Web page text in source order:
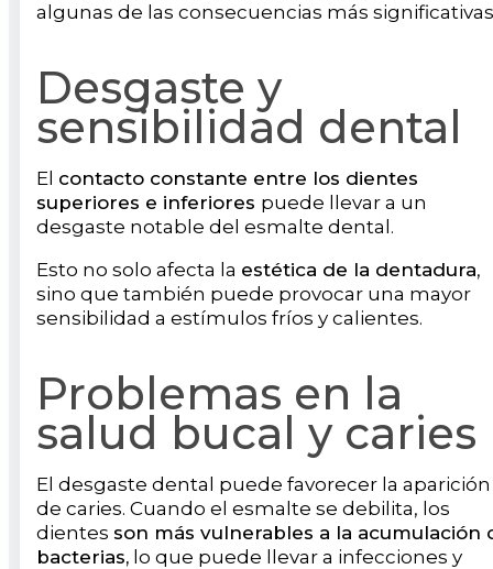
algunas de las consecuencias más
Desgaste y
sensibilidad dental
El contacto constante entre los dientes
superiores e inferiores puede llevar a un
desgaste notable del esmalte dental.
Esto no solo afecta la estética de la dentadura,
sino que también puede provocar una mayor
sensibilidad a estímulos fríos y calientes.
Problemas en la
salud bucal y caries
El desgaste dental puede favorecer la aparición
de caries. Cuando el esmalte se debilita, los
dientes son más vulnerables a la acumulación
bacterias, lo que puede llevar a infecciones y